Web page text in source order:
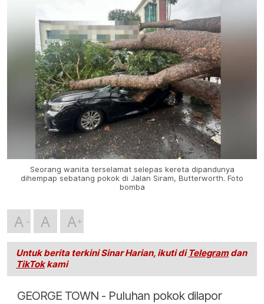
Seorang wanita terselamat selepas kereta dipandunya
dihempap sebatang pokok di Jalan Siram, Butterworth. Foto
bomba
A A A
Untuk berita terkini Sinar Harian, ikuti di Telegramdan
TikTokkami
GEORGE TOWN - Puluhan pokok dilapor